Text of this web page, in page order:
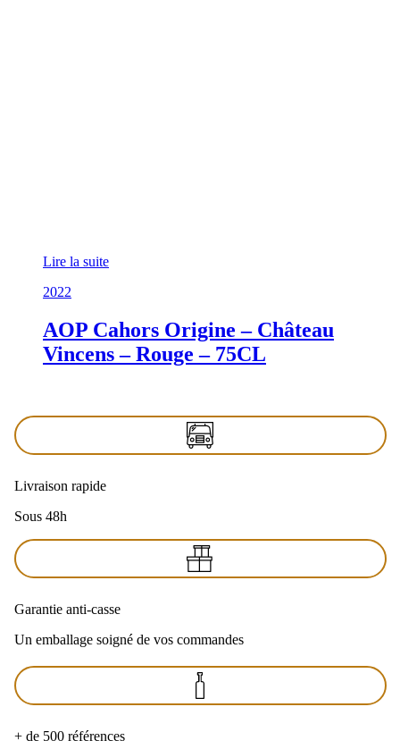
Lire la suite
2022
AOP Cahors Origine – Château
Vincens – Rouge – 75CL
Livraison rapide
Sous 48h
Garantie anti-casse
Un emballage soigné de vos commandes
+ de 500 références